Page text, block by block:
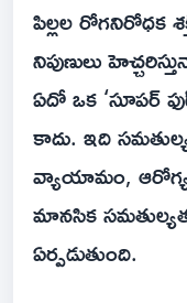
పిల్లల రోగనిరోధక
నిపుణులు
ఏదో ఒక ‘సూపర్
కాదు. ఇది
వ్యాయామం,
మానసిక
ఏర్పడుతుంది.